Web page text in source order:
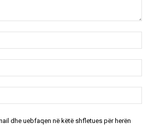
dhe uebfaqen në këtë shfletues për herën